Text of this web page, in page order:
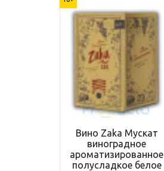
Вино Zaka Мускат
виноградное
ароматизированное
полусладкое белое